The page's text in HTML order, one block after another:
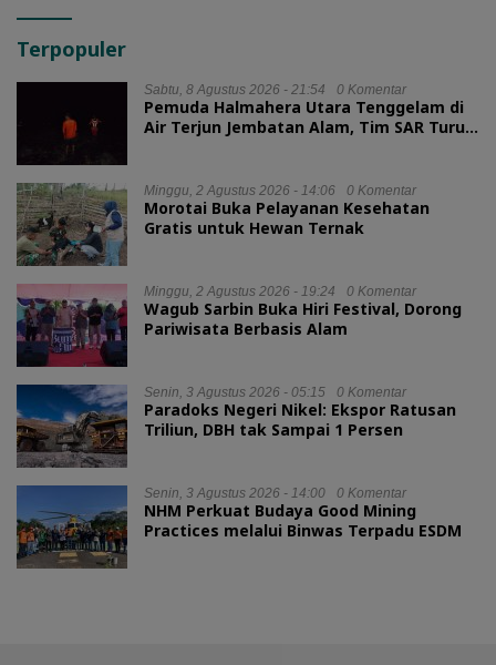
Terpopuler
Sabtu, 8 Agustus 2026 - 21:54 0 Komentar
Pemuda Halmahera Utara Tenggelam di
Air Terjun Jembatan Alam, Tim SAR Turun
Minggu, 2 Agustus 2026 - 14:06 0 Komentar
Morotai Buka Pelayanan Kesehatan
Gratis untuk Hewan Ternak
Minggu, 2 Agustus 2026 - 19:24 0 Komentar
Wagub Sarbin Buka Hiri Festival, Dorong
Pariwisata Berbasis Alam
Senin, 3 Agustus 2026 - 05:15 0 Komentar
Paradoks Negeri Nikel: Ekspor Ratusan
Triliun, DBH tak Sampai 1 Persen
Senin, 3 Agustus 2026 - 14:00 0 Komentar
NHM Perkuat Budaya Good Mining
Practices melalui Binwas Terpadu ESDM